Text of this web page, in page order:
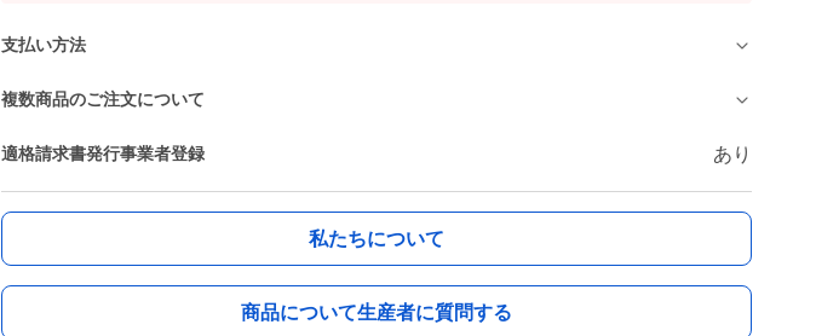
支払い方法
複数商品のご注文について
適格請求書発行事業者登録 あり
私たちについて
商品について生産者に質問する